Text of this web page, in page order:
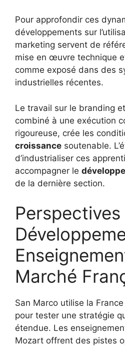
Pour approfondir ces
développements sur
marketing servent de
mise en œuvre technique
comme exposé dans des
industrielles récentes.
Le travail sur le branding
combiné à une exécution
rigoureuse, crée les
croissance soutenable.
d’industrialiser ces
accompagner le
de la dernière section.
Perspectives
Marché
San Marco utilise la
pour tester une stratégie
étendue. Les
Mozart offrent des pistes